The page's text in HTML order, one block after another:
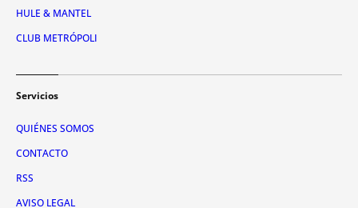
HULE & MANTEL
CLUB METRÓPOLI
Servicios
QUIÉNES SOMOS
CONTACTO
RSS
AVISO LEGAL